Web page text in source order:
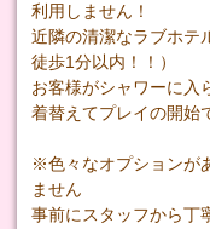
利用しません！
近隣の清潔なラブホテ
徒歩1分以内！！）
お客様がシャワーに入
着替えてプレイの開始
※色々なオプションが
ません
事前にスタッフから丁